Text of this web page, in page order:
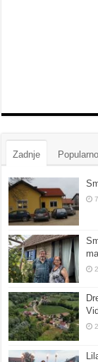
Zadnje Popularno